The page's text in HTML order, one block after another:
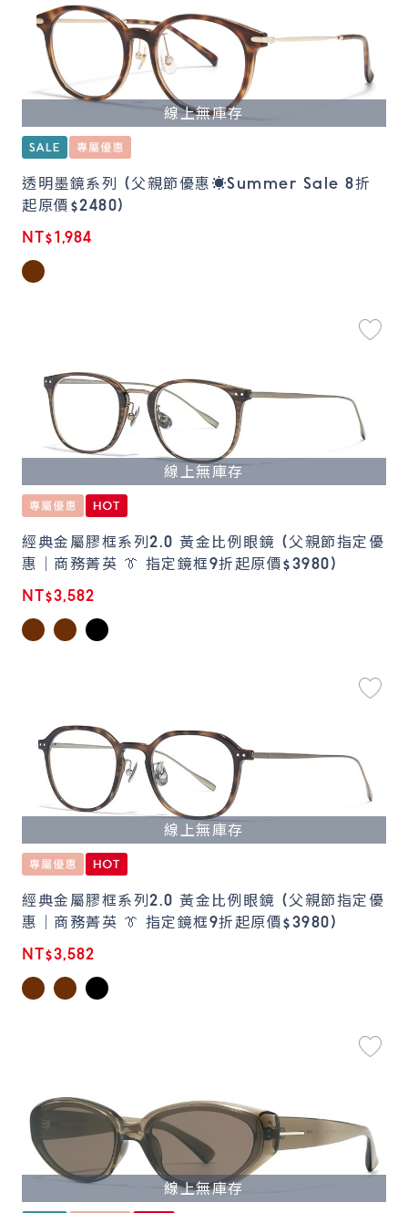
線上無庫存
透明墨鏡系列 (父親節優惠☀️Summer Sale 8折
起原價$2480)
NT$1,984
線上無庫存
經典金屬膠框系列2.0 黃金比例眼鏡 (父親節指定優
惠｜商務菁英 👔 指定鏡框9折起原價$3980)
NT$3,582
線上無庫存
經典金屬膠框系列2.0 黃金比例眼鏡 (父親節指定優
惠｜商務菁英 👔 指定鏡框9折起原價$3980)
NT$3,582
線上無庫存